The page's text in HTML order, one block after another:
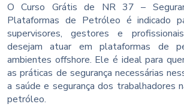
O Curso Grátis de NR 37 –
Plataformas de Petróleo é indicado
supervisores, gestores e
desejam atuar em plataformas de
ambientes offshore. Ele é ideal para
as práticas de segurança necessárias
a saúde e segurança dos trabalhadores
petróleo.